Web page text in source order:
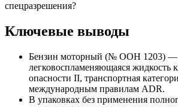
спецразрешения?
Ключевые выводы
Бензин моторный (№ ООН 1203) —
легковоспламеняющаяся жидкость
опасности II, транспортная
международным правилам ADR.
В упаковках без применения